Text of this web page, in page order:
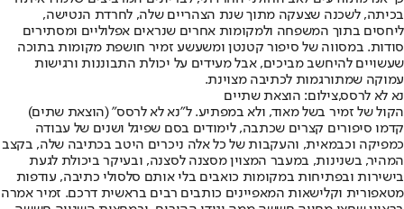
בכיתה, לשכנה שצעקה מתוך שנת הצהריים שלה, לחרדת הנטישה,
ליחסים בתוך המשפחה ולמקומות אחרים שנראים אפלוליים ומסתירים
סודות. במסווה של סיפור קטנטן ומשעשע זמיר חושפת מקומות בתוכה
שעשויים להיחשב מביכים, אבל מעידים על יכולת התבוננות ורגישות
עמוקה שמתורגמות לכתיבה מצוינת.
נא לא לרסס,צילום: הוצאת שתיים
הקול של זמיר בשל מאוד, ולא במפתיע. ל"נא לא לרסס" (הוצאת שתים)
קדמו סיפורים קצרים שכתבה, לימודים בסם שפיגל ושנים של עבודה
כמפיקה וכבמאית, והעקבות של כל אלה ניכרים היטב בכתיבה שלה, בקצב
המהיר, בשנינות, במעבר המצוין מסצנה לסצנה, ובעיקר ביכולת לגעת
בישירות ובפתיחות במקומות כואבים בלי אותם סלסולי כתיבה, עודפות
מטאפורית וקלישאות המאפיינים כותבים רבים בראשית דרכם. זמיר אמרה